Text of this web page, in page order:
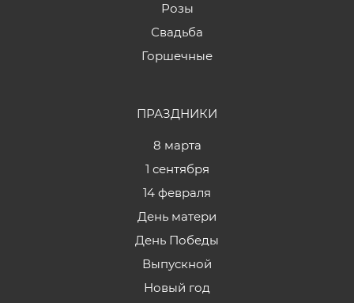
Розы
Свадьба
Горшечные
ПРАЗДНИКИ
8 марта
1 сентября
14 февраля
День матери
День Победы
Выпускной
Новый год